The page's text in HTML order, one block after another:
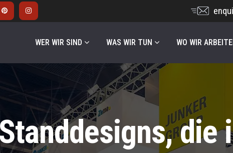
WER WIR SIND WAS WIR TUN WO WIR
die